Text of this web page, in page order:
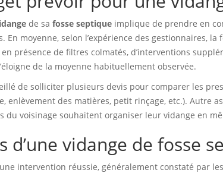
de sa fosse septique implique de prendre en
En moyenne, selon l’expérience des gestionnaires,
présence de filtres colmatés, d’interventions
de la moyenne habituellement observée.
de solliciter plusieurs devis pour comparer les
enlèvement des matières, petit rinçage, etc.). Autre
du voisinage souhaitent organiser leur vidange en
d’une vidange de fosse
intervention réussie, généralement constaté par